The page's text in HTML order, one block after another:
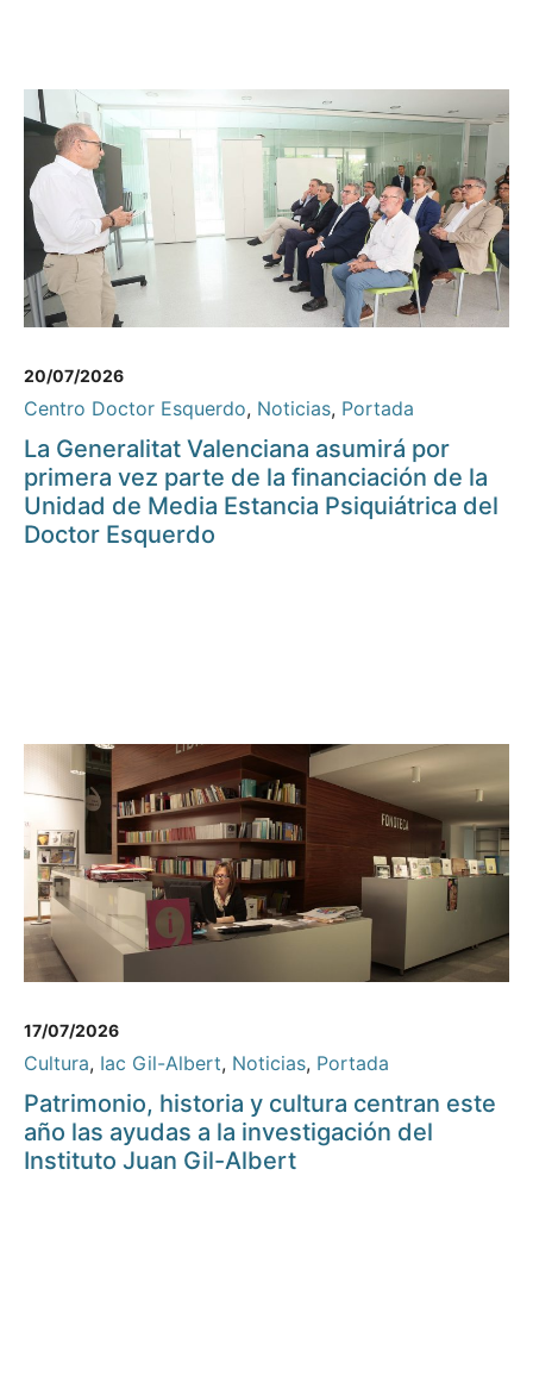
20/07/2026
Centro Doctor Esquerdo, Noticias, Portada
La Generalitat Valenciana asumirá por
primera vez parte de la financiación de la
Unidad de Media Estancia Psiquiátrica del
Doctor Esquerdo
17/07/2026
Cultura, Iac Gil-Albert, Noticias, Portada
Patrimonio, historia y cultura centran este
año las ayudas a la investigación del
Instituto Juan Gil-Albert